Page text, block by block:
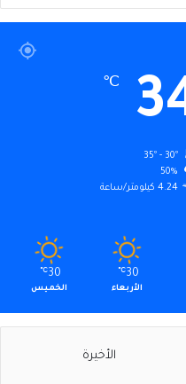
℃
35º - 30º
50%
4.24 كيلومتر/ساعة
30
℃
الأربعاء
30
℃
الخميس
الأخيرة